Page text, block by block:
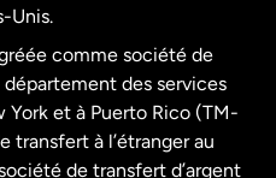
Unis.
comme société de
des services
York et à Puerto Rico (TM-
transfert à l’étranger au
de transfert d’argent